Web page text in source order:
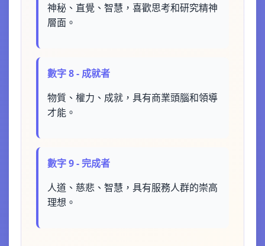
神秘、直覺、智慧，喜歡思考和研究精神
層面。
數字 8 - 成就者
物質、權力、成就，具有商業頭腦和領導
才能。
數字 9 - 完成者
人道、慈悲、智慧，具有服務人群的崇高
理想。